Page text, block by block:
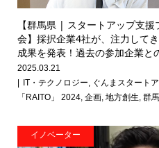
【群馬県 | スタートアップ支
会】採択企業4社が、注力して
成果を発表！過去の参加企業と
2025.03.21
IT・テクノロジー, ぐんまスタート
「RAITO」 2024, 企画, 地方創生, 群馬
イノベーター